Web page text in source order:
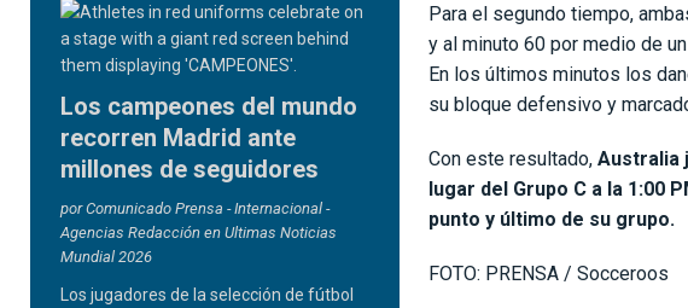
Para el segundo tiempo,
y al minuto 60 por medio de
En los últimos minutos los
su bloque defensivo y
Con este resultado, Australia
lugar del Grupo C a la 1:00
punto y último de su grupo.
FOTO: PRENSA / Socceroos
Los campeones del mundo
recorren Madrid ante
millones de seguidores
por Comunicado Prensa - Internacional -
Agencias Redacción en Ultimas Noticias
Mundial 2026
Los jugadores de la selección de fútbol